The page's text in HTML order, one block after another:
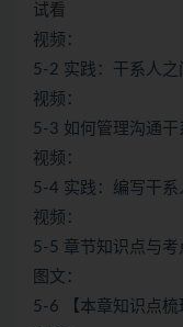
试看
视频：
5-2 实践：干系人
视频：
5-3 如何管理沟通
视频：
5-4 实践：编写干系
视频：
5-5 章节知识点与考
图文：
5-6 【本章知识点